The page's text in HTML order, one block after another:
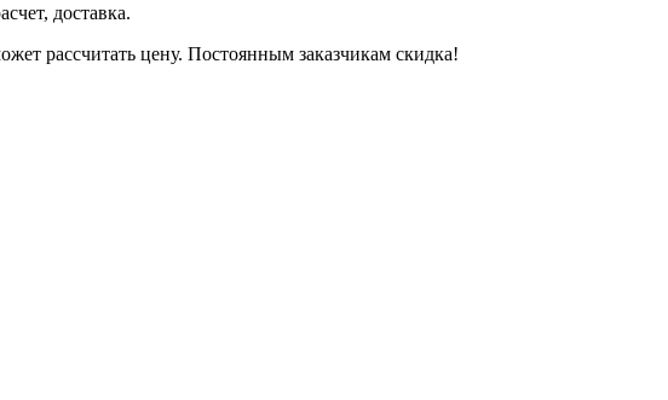
доставка.
рассчитать цену. Постоянным заказчикам скидка!